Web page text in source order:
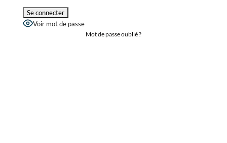
Voir mot de passe
Mot de passe oublié ?